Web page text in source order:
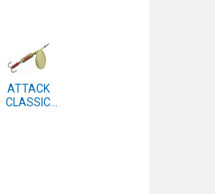
ATTACK
CLASSIC